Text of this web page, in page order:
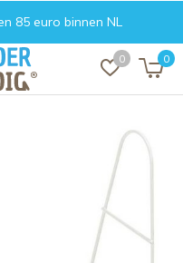
0 0
85 euro binnen NL